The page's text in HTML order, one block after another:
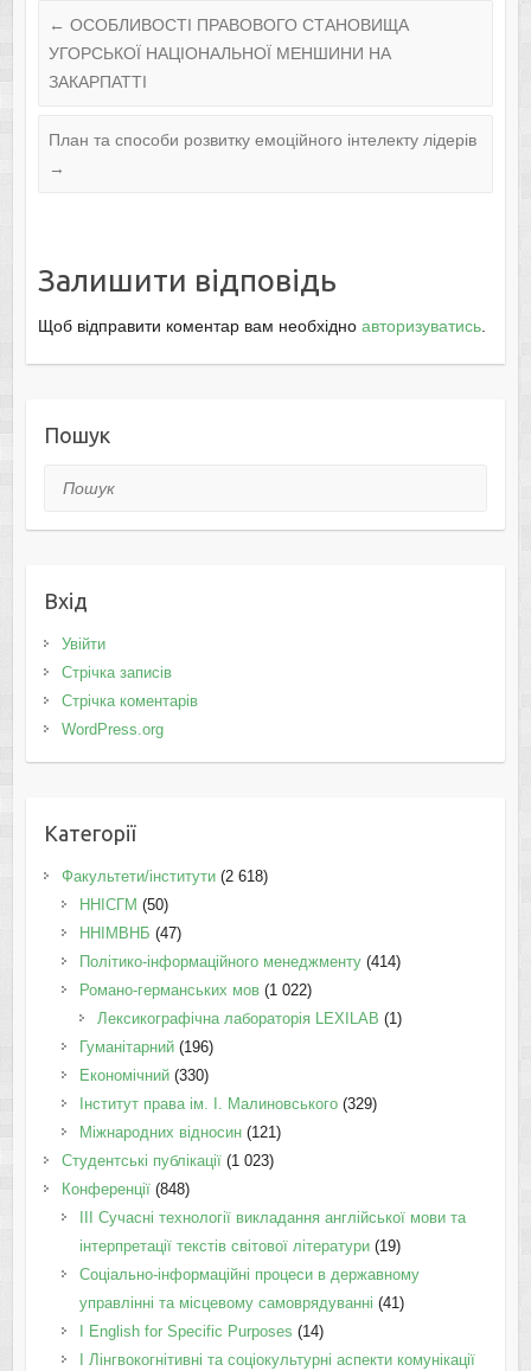
← ОСОБЛИВОСТІ ПРАВОВОГО СТАНОВИЩА
УГОРСЬКОЇ НАЦІОНАЛЬНОЇ МЕНШИНИ НА
ЗАКАРПАТТІ
План та способи розвитку емоційного інтелекту лідерів
→
Залишити відповідь
Щоб відправити коментар вам необхідно авторизуватись.
Пошук
Пошук
Вхід
Увійти
Стрічка записів
Стрічка коментарів
WordPress.org
Категорії
Факультети/інститути(2 618)
ННІСГМ (50)
ННІМВНБ (47)
Політико-інформаційного менеджменту(414)
Романо-германських мов(1 022)
Лексикографічна лабораторія LEXILAB (1)
Гуманітарний(196)
Економічний(330)
Інститут права ім. І. Малиновського(329)
Міжнародних відносин(121)
Студентські публікації(1 023)
Конференції(848)
III Сучасні технології викладання англійської мови та
інтерпретації текстів світової літератури(19)
Соціально-інформаційні процеси в державному
управлінні та місцевому самоврядуванні (41)
І English for Specific Purposes (14)
I Лінгвокогнітивні та соціокультурні аспекти комунікації